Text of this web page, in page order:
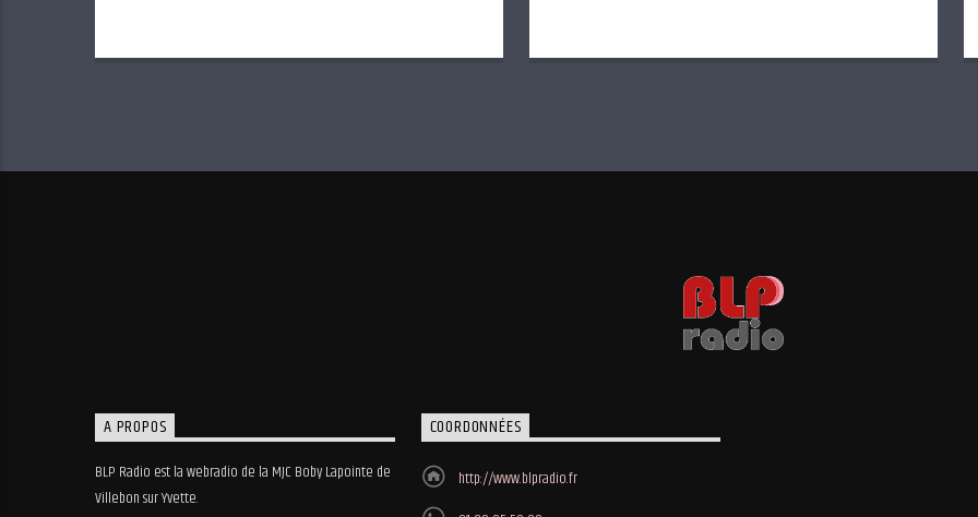
A PROPOS
BLP Radio est la webradio de la MJC Boby Lapointe de
Villebon sur Yvette.
COORDONNÉES
http://www.blpradio.fr